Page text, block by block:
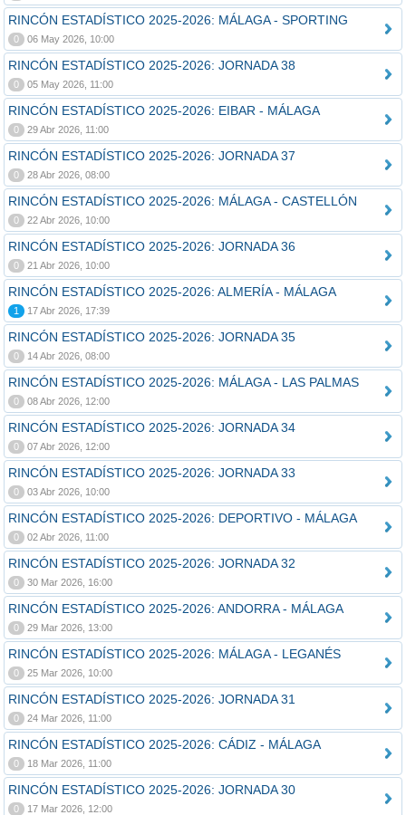
RINCÓN ESTADÍSTICO 2025-2026: MÁLAGA - SPORTING
0 06 May 2026, 10:00
RINCÓN ESTADÍSTICO 2025-2026: JORNADA 38
0 05 May 2026, 11:00
RINCÓN ESTADÍSTICO 2025-2026: EIBAR - MÁLAGA
0 29 Abr 2026, 11:00
RINCÓN ESTADÍSTICO 2025-2026: JORNADA 37
0 28 Abr 2026, 08:00
RINCÓN ESTADÍSTICO 2025-2026: MÁLAGA - CASTELLÓN
0 22 Abr 2026, 10:00
RINCÓN ESTADÍSTICO 2025-2026: JORNADA 36
0 21 Abr 2026, 10:00
RINCÓN ESTADÍSTICO 2025-2026: ALMERÍA - MÁLAGA
1 17 Abr 2026, 17:39
RINCÓN ESTADÍSTICO 2025-2026: JORNADA 35
0 14 Abr 2026, 08:00
RINCÓN ESTADÍSTICO 2025-2026: MÁLAGA - LAS PALMAS
0 08 Abr 2026, 12:00
RINCÓN ESTADÍSTICO 2025-2026: JORNADA 34
0 07 Abr 2026, 12:00
RINCÓN ESTADÍSTICO 2025-2026: JORNADA 33
0 03 Abr 2026, 10:00
RINCÓN ESTADÍSTICO 2025-2026: DEPORTIVO - MÁLAGA
0 02 Abr 2026, 11:00
RINCÓN ESTADÍSTICO 2025-2026: JORNADA 32
0 30 Mar 2026, 16:00
RINCÓN ESTADÍSTICO 2025-2026: ANDORRA - MÁLAGA
0 29 Mar 2026, 13:00
RINCÓN ESTADÍSTICO 2025-2026: MÁLAGA - LEGANÉS
0 25 Mar 2026, 10:00
RINCÓN ESTADÍSTICO 2025-2026: JORNADA 31
0 24 Mar 2026, 11:00
RINCÓN ESTADÍSTICO 2025-2026: CÁDIZ - MÁLAGA
0 18 Mar 2026, 11:00
RINCÓN ESTADÍSTICO 2025-2026: JORNADA 30
0 17 Mar 2026, 12:00